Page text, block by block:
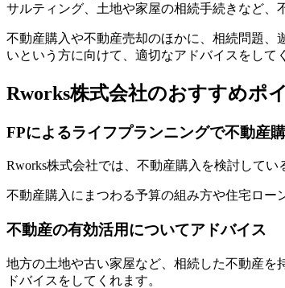
サルティング、土地や家屋の相続手続きなど、
不動産購入や不動産売却のほかに、相続問題
いという方に向けて、適切なアドバイスをして
Rworks株式会社のおすすめポ
FPによるライフプランニングで不動産
Rworks株式会社では、不動産購入を検討して
不動産購入にまつわる予算の組み方や住宅ロー
不動産の有効活用についてアドバイス
地方の土地や古い家屋など、相続した不動産を
ドバイスをしてくれます。